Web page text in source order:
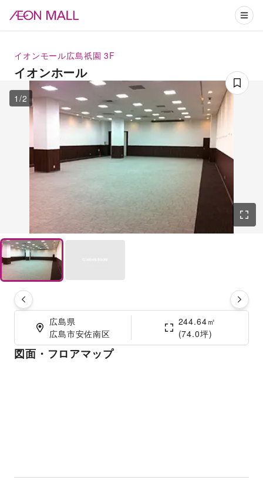
イオンモール広島祇園 3F
イオンホール
1 /2
広島県
広島市安佐南区
244.64㎡
(74.0坪)
図面・フロアマップ